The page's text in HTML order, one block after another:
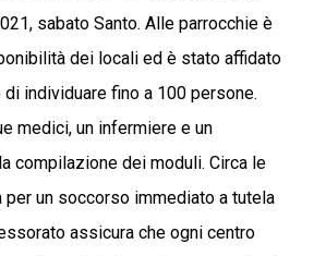
sabato Santo. Alle parrocchie è
dei locali ed è stato affidato
individuare fino a 100 persone.
medici, un infermiere e un
compilazione dei moduli. Circa le
un soccorso immediato a tutela
assicura che ogni centro